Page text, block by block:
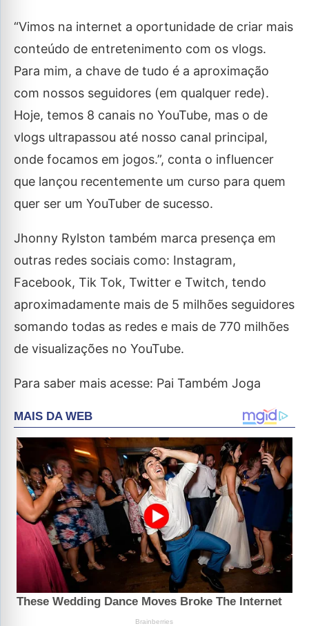
“Vimos na internet a oportunidade de criar mais
conteúdo de entretenimento com os vlogs.
Para mim, a chave de tudo é a aproximação
com nossos seguidores (em qualquer rede).
Hoje, temos 8 canais no YouTube, mas o de
vlogs ultrapassou até nosso canal principal,
onde focamos em jogos.”, conta o influencer
que lançou recentemente um curso para quem
quer ser um YouTuber de sucesso.
Jhonny Rylston também marca presença em
outras redes sociais como: Instagram,
Facebook, Tik Tok, Twitter e Twitch, tendo
aproximadamente mais de 5 milhões seguidores
somando todas as redes e mais de 770 milhões
de visualizações no YouTube.
Para saber mais acesse: Pai Também Joga